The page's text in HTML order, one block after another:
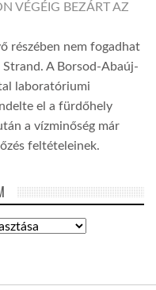
VÉGÉIG BEZÁRT AZ
részében nem fogadhat
A Borsod-Abaúj-
laboratóriumi
el a fürdőhely
a vízminőség már
feltételeinek.